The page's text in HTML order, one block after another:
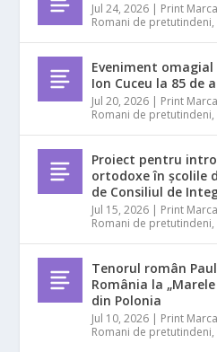
Jul 24, 2026 | Print Marca
Romani de pretutindeni,
Eveniment
Ion Cuceu la 85 de
Jul 20, 2026 | Print Marca
Romani de pretutindeni,
Proiect pentru
ortodoxe în școlile
de Consiliul de
Jul 15, 2026 | Print Marca
Romani de pretutindeni,
Tenorul român
România la
din Polonia
Jul 10, 2026 | Print Marca
Romani de pretutindeni,